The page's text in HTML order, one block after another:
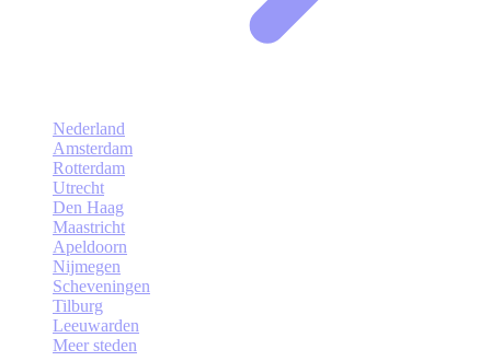
Nederland
Amsterdam
Rotterdam
Utrecht
Den Haag
Maastricht
Apeldoorn
Nijmegen
Scheveningen
Tilburg
Leeuwarden
Meer steden